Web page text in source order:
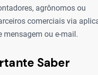
agrônomos ou
comerciais via
mensagem ou e-mail.
Saber